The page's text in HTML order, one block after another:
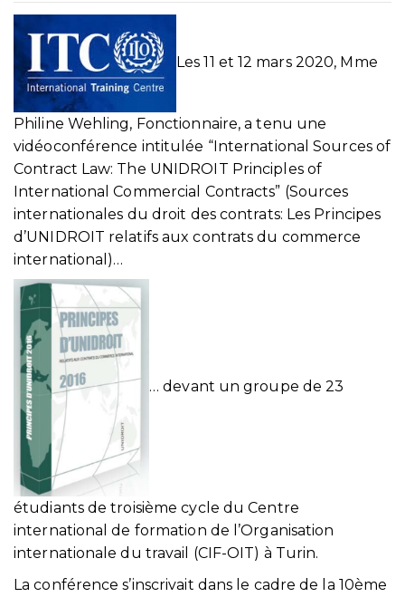
Les 11 et 12 mars 2020, Mme
Philine Wehling, Fonctionnaire, a tenu une
vidéoconférence intitulée “International Sources of
Contract Law: The UNIDROIT Principles of
International Commercial Contracts” (Sources
internationales du droit des contrats: Les Principes
d’UNIDROIT relatifs aux contrats du commerce
international)…
… devant un groupe de 23
étudiants de troisième cycle du Centre
international de formation de l’Organisation
internationale du travail (CIF-OIT) à Turin.
La conférence s’inscrivait dans le cadre de la 10ème